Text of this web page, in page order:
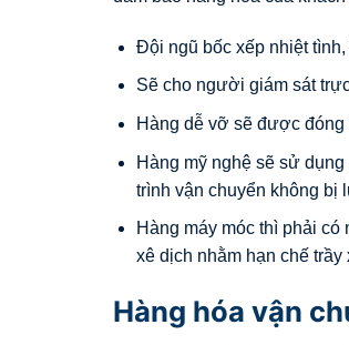
Đội ngũ bốc xếp nhiệt
Sẽ cho người giám sát
Hàng dễ vỡ sẽ được đóng
Hàng mỹ nghệ sẽ sử
trình vận chuyển không bị
Hàng máy móc thì phải có
xê dịch nhằm hạn chế
Hàng hóa vận